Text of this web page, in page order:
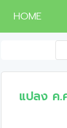
HOME
แปลง ค.